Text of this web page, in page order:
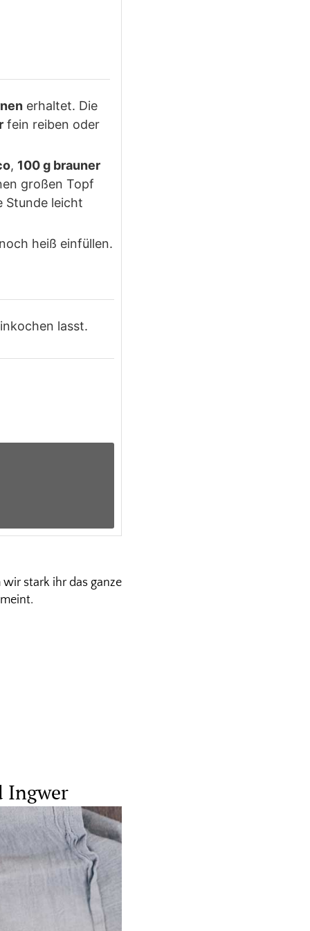
erhaltet. Die
fein reiben oder
, 100 g brauner
großen Topf
Stunde leicht
heiß einfüllen.
lasst.
stark ihr das ganze
Ingwer